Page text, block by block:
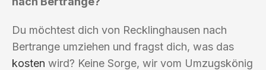
Du möchtest dich von Recklinghausen nach
Bertrange umziehen und fragst dich, was das
kosten wird? Keine Sorge, wir vom Umzugskönig